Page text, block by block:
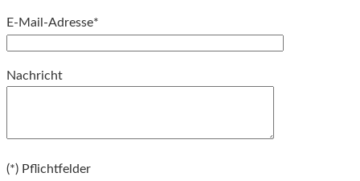
E-Mail-Adresse*
Nachricht
(*) Pflichtfelder